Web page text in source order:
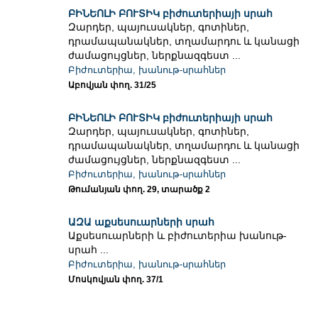
ԲԻՆԵՈԼԻ ԲՈՒՏԻԿ բիժուտերիայի սրահ
Զարդեր, պայուսակներ, գոտիներ,
դրամապանակներ, տղամարդու և կանացի
ժամացույցներ, ներքնազգեստ ...
Բիժուտերիա, խանութ-սրահներ
Աբովյան փող. 31/25
ԲԻՆԵՈԼԻ ԲՈՒՏԻԿ բիժուտերիայի սրահ
Զարդեր, պայուսակներ, գոտիներ,
դրամապանակներ, տղամարդու և կանացի
ժամացույցներ, ներքնազգեստ ...
Բիժուտերիա, խանութ-սրահներ
Թումանյան փող. 29, տարածք 2
ԱԶԱ աքսեսուարների սրահ
Աքսեսուարների և բիժուտերիա խանութ-
սրահ ...
Բիժուտերիա, խանութ-սրահներ
Մոսկովյան փող. 37/1